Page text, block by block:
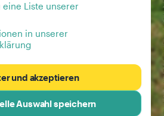
Liste unserer
in unserer
und akzeptieren
Auswahl speichern